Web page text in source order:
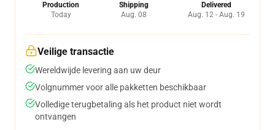
Production
Today
Shipping
Aug. 08
Delivered
Aug. 12 - Aug. 19
Veilige transactie
Wereldwijde levering aan uw deur
Volgnummer voor alle pakketten beschikbaar
Volledige terugbetaling als het product niet wordt
ontvangen